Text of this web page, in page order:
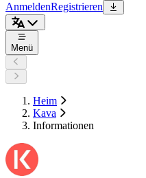
AnmeldenRegistrieren
Menü
Heim
Kava
Informationen